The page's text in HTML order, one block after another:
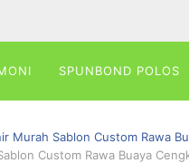
SPUNBOND POLOS
Murah Sablon Custom Rawa
Custom Rawa Buaya